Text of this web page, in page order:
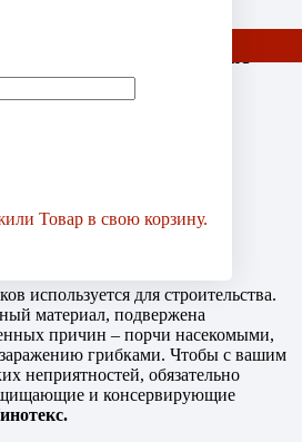
/ +7 (905) 752-77-20
Товар в свою корзину.
пропитки для
используется для строительства.
материал, подвержена
причин – порчи насекомыми,
грибками. Чтобы с вашим
неприятностей, обязательно
и консервирующие